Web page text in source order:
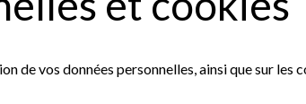
de vos données personnelles, ainsi que sur